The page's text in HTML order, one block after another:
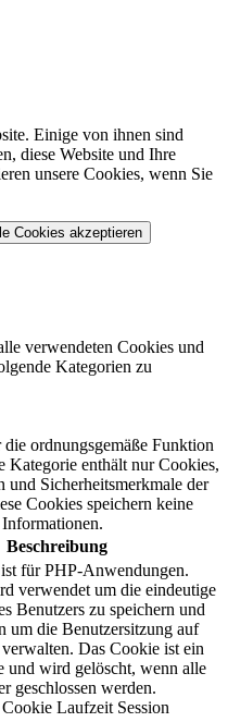
Einige von ihnen sind
diese Website und Ihre
unsere Cookies, wenn Sie
Cookies akzeptieren
verwendeten Cookies und
Kategorien zu
ordnungsgemäße Funktion
Kategorie enthält nur Cookies,
und Sicherheitsmerkmale der
Cookies speichern keine
Beschreibung
für PHP-Anwendungen.
verwendet um die eindeutige
Benutzers zu speichern und
um die Benutzersitzung auf
Das Cookie ist ein
und wird gelöscht, wenn alle
geschlossen werden.
Cookie Laufzeit Session